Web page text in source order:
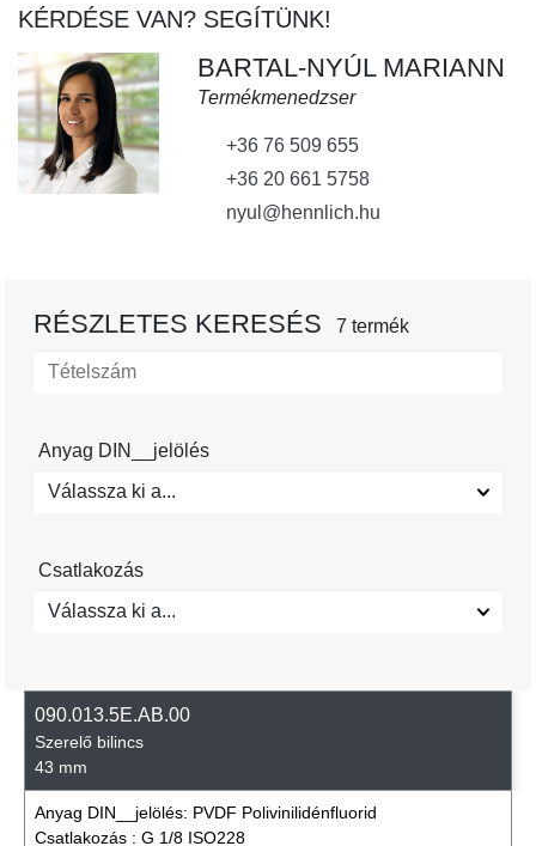
KÉRDÉSE VAN? SEGÍTÜNK!
BARTAL-NYÚL MARIANN
Termékmenedzser
+36 76 509 655
+36 20 661 5758
nyul@hennlich.hu
RÉSZLETES KERESÉS 7 termék
Anyag DIN__jelölés
Válassza ki a...
Csatlakozás
Válassza ki a...
090.013.5E.AB.00
Szerelő bilincs
43 mm
Anyag DIN__jelölés: PVDF Polivinilidénfluorid
Csatlakozás : G 1/8 ISO228